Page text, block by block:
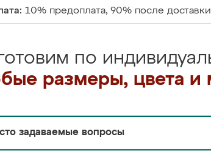
10% предоплата, 90% после
по
размеры, цвета и
задаваемые вопросы